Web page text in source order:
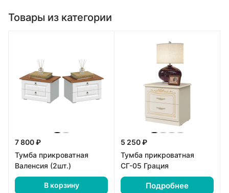
Товары из категории
7 800 ₽
Тумба прикроватная
Валенсия (2шт.)
В корзину
5 250 ₽
Тумба прикроватная
СГ-05 Грация
Подробнее